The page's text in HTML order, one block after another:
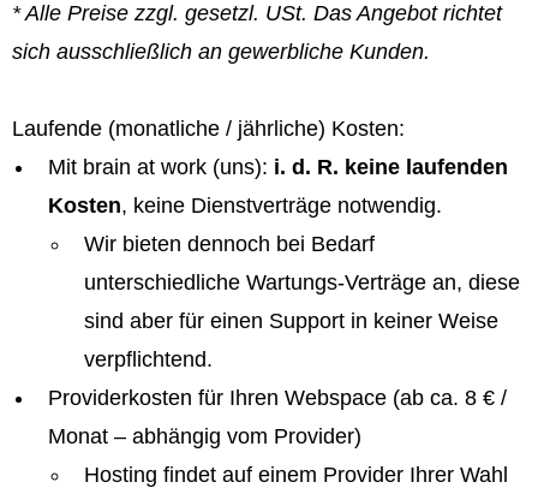
* Alle Preise zzgl. gesetzl. USt. Das Angebot richtet
sich ausschließlich an gewerbliche Kunden.
Laufende (monatliche / jährliche) Kosten:
Mit brain at work (uns): i. d. R. keine laufenden
Kosten, keine Dienstverträge notwendig.
Wir bieten dennoch bei Bedarf
unterschiedliche Wartungs-Verträge an, diese
sind aber für einen Support in keiner Weise
verpflichtend.
Providerkosten für Ihren Webspace (ab ca. 8 € /
Monat – abhängig vom Provider)
Hosting findet auf einem Provider Ihrer Wahl